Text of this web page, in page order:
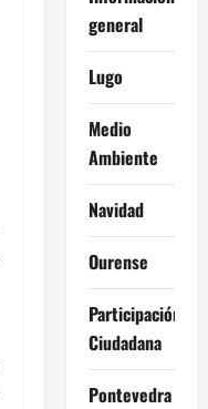
general
Lugo
Medio
Ambiente
Navidad
Ourense
Participación
Ciudadana
Pontevedra